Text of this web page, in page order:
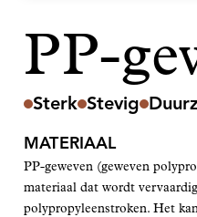
PP-
Sterk Stevig
MATERIAAL
PP-geweven (geweven
materiaal dat wordt
polypropyleenstroken. Het